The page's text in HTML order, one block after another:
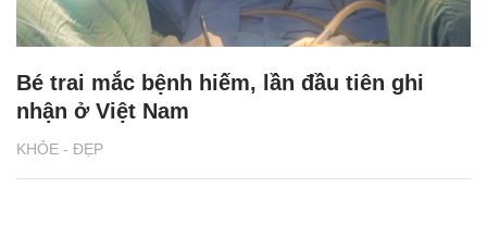
KHỎE - ĐẸP
Bé trai mắc bệnh hiếm, lần đầu tiên ghi
nhận ở Việt Nam